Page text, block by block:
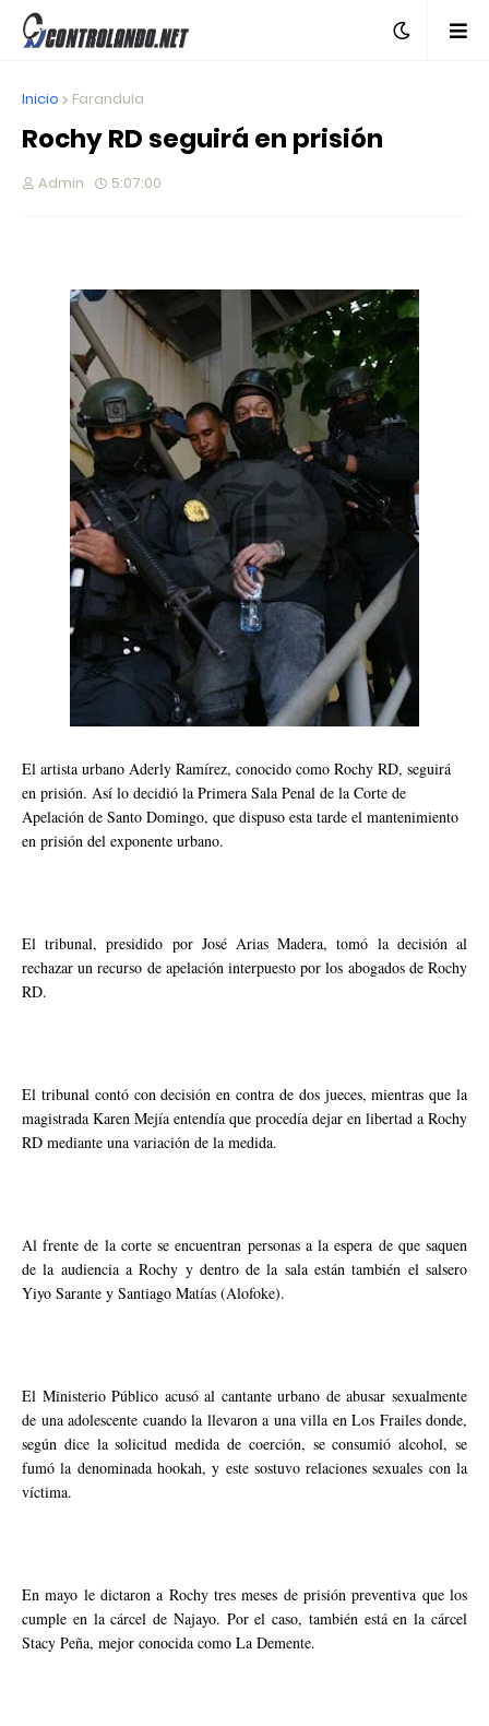
Inicio Farandula
Rochy RD seguirá en prisión
Admin 5:07:00
El artista urbano Aderly Ramírez, conocido como Rochy RD, seguirá
en prisión. Así lo decidió la Primera Sala Penal de la Corte de
Apelación de Santo Domingo, que dispuso esta tarde el mantenimiento
en prisión del exponente urbano.
El tribunal, presidido por José Arias Madera, tomó la decisión al
rechazar un recurso de apelación interpuesto por los abogados de Rochy
RD.
El tribunal contó con decisión en contra de dos jueces, mientras que la
magistrada Karen Mejía entendía que procedía dejar en libertad a Rochy
RD mediante una variación de la medida.
Al frente de la corte se encuentran personas a la espera de que saquen
de la audiencia a Rochy y dentro de la sala están también el salsero
Yiyo Sarante y Santiago Matías (Alofoke).
El Ministerio Público acusó al cantante urbano de abusar sexualmente
de una adolescente cuando la llevaron a una villa en Los Frailes donde,
según dice la solicitud medida de coerción, se consumió alcohol, se
fumó la denominada hookah, y este sostuvo relaciones sexuales con la
víctima.
En mayo le dictaron a Rochy tres meses de prisión preventiva que los
cumple en la cárcel de Najayo. Por el caso, también está en la cárcel
Stacy Peña, mejor conocida como La Demente.